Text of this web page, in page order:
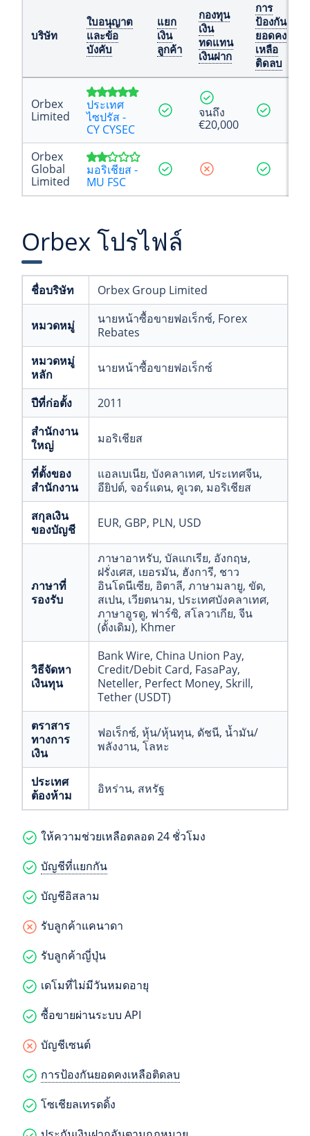
บริษัท
ใบอนุญาต
และข้อ
บังคับ
แยก
เงิน
ลูกค้า
กองทุน
เงิน
ทดแทน
เงินฝาก
การ
ป้องกัน
ยอดคง
เหลือ
ติดลบ
Orbex
Limited
ประเทศ
ไซปรัส -
CY CYSEC
จนถึง
€20,000
Orbex
Global
Limited
มอริเชียส -
MU FSC
Orbex โปรไฟล์
ชื่อบริษัท Orbex Group Limited
หมวดหมู่ นายหน้าซื้อขายฟอเร็กซ์, Forex
Rebates
หมวดหมู่
หลัก
นายหน้าซื้อขายฟอเร็กซ์
ปีที่ก่อตั้ง
2011
สำนักงาน
ใหญ่
มอริเชียส
ที่ตั้งของ
สำนักงาน
แอลเบเนีย, บังคลาเทศ, ประเทศจีน,
อียิปต์, จอร์แดน, คูเวต, มอริเชียส
สกุลเงิน
ของบัญชี
EUR, GBP, PLN, USD
ภาษาที่
รองรับ
ภาษาอาหรับ, บัลแกเรีย, อังกฤษ,
ฝรั่งเศส, เยอรมัน, ฮังการี, ชาว
อินโดนีเซีย, อิตาลี, ภาษามลายู, ขัด,
สเปน, เวียตนาม, ประเทศบังคลาเทศ,
ภาษาอูรดู, ฟาร์ซิ, สโลวาเกีย, จีน
(ดั้งเดิม), Khmer
วิธีจัดหา
เงินทุน
Bank Wire, China Union Pay,
Credit/Debit Card, FasaPay,
Neteller, Perfect Money, Skrill,
Tether (USDT)
ตราสาร
ทางการ
เงิน
ฟอเร็กซ์, หุ้น/หุ้นทุน, ดัชนี, น้ำมัน/
พลังงาน, โลหะ
ประเทศ
ต้องห้าม
อิหร่าน, สหรัฐ
ให้ความช่วยเหลือตลอด 24 ชั่วโมง
บัญชีที่แยกกัน
บัญชีอิสลาม
รับลูกค้าแคนาดา
รับลูกค้าญี่ปุ่น
เดโมที่ไม่มีวันหมดอายุ
ซื้อขายผ่านระบบ API
บัญชีเซนต์
การป้องกันยอดคงเหลือติดลบ
โซเชียลเทรดดิ้ง